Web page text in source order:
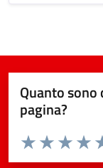
Quanto
pagina?
Valuta da 1 a 5
Valuta 3
Valuta 2
Valuta 1 stelle